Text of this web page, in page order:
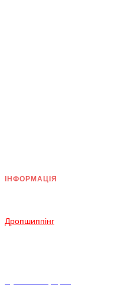
ІНФОРМАЦІЯ
Дропшиппінг